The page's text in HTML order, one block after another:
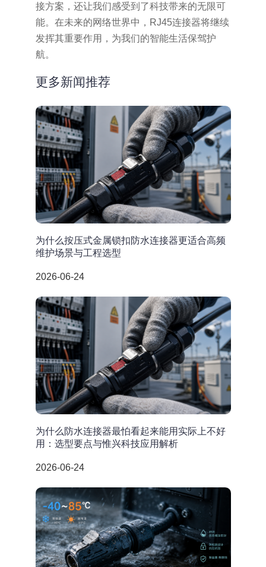
接方案，还让我们感受到了科技带来的无限可
能。在未来的网络世界中，RJ45连接器将继续
发挥其重要作用，为我们的智能生活保驾护
航。
更多新闻推荐
为什么按压式金属锁扣防水连接器更适合高频
维护场景与工程选型
2026-06-24
为什么防水连接器最怕看起来能用实际上不好
用：选型要点与惟兴科技应用解析
2026-06-24